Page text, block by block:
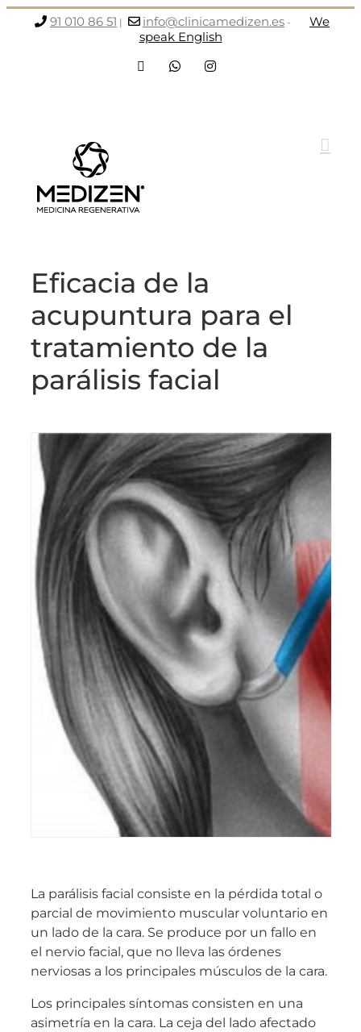
91 010 86 51 | info@clinicamedizen.es -
We
speak English
FacebookWhatsAppInstagram
Eficacia de la
acupuntura para el
tratamiento de la
parálisis facial
La parálisis facial consiste en la pérdida total o
parcial de movimiento muscular voluntario en
un lado de la cara. Se produce por un fallo en
el nervio facial, que no lleva las órdenes
nerviosas a los principales músculos de la cara.
Los principales síntomas consisten en una
asimetría en la cara. La ceja del lado afectado